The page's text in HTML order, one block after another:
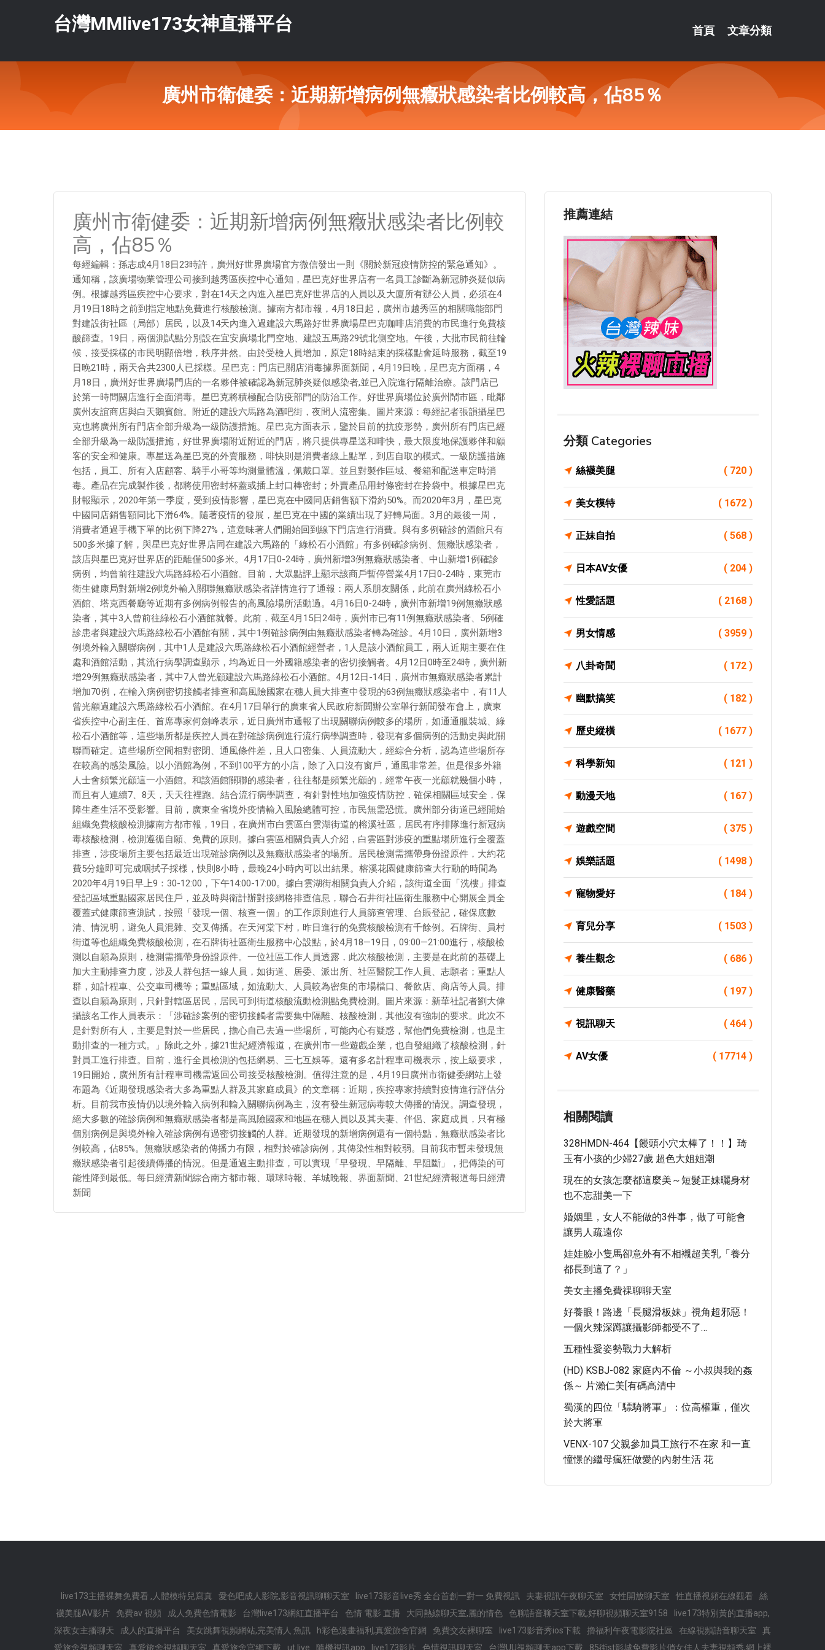
台灣MMlive173女神直播平台 首頁 文章分類
廣州市衛健委：近期新增病例無癥狀感染者比例較高，佔85％
廣州市衛健委：近期新增病例無癥狀感染者比例較
高，佔85％
每經編輯：孫志成4月18日23時許，廣州好世界廣場官方微信發出一則《關於新冠疫情防控的緊急通知》。
通知稱，該廣場物業管理公司接到越秀區疾控中心通知，星巴克好世界店有一名員工診斷為新冠肺炎疑似病
例。根據越秀區疾控中心要求，對在14天之內進入星巴克好世界店的人員以及大廈所有辦公人員，必須在4
月19日18時之前到指定地點免費進行核酸檢測。據南方都市報，4月18日起，廣州市越秀區的相關職能部門
對建設街社區（局部）居民，以及14天內進入過建設六馬路好世界廣場星巴克咖啡店消費的市民進行免費核
酸篩查。19日，兩個測試點分別設在宜安廣場北門空地、建設五馬路29號北側空地。午後，大批市民前往輪
候，接受採樣的市民明顯倍增，秩序井然。由於受檢人員增加，原定18時結束的採樣點會延時服務，截至19
日晚21時，兩天合共2300人已採樣。星巴克：門店已關店消毒據界面新聞，4月19日晚，星巴克方面稱，4
月18日，廣州好世界廣場門店的一名夥伴被確認為新冠肺炎疑似感染者,並已入院進行隔離治療。該門店已
於第一時間關店進行全面消毒。星巴克將積極配合防疫部門的防治工作。好世界廣場位於廣州鬧市區，毗鄰
廣州友誼商店與白天鵝賓館。附近的建設六馬路為酒吧街，夜間人流密集。圖片來源：每經記者張韻攝星巴
克也將廣州所有門店全部升級為一級防護措施。星巴克方面表示，鑒於目前的抗疫形勢，廣州所有門店已經
全部升級為一級防護措施，好世界廣場附近附近的門店，將只提供專星送和啡快，最大限度地保護夥伴和顧
客的安全和健康。專星送為星巴克的外賣服務，啡快則是消費者線上點單，到店自取的模式。一級防護措施
包括，員工、所有入店顧客、騎手小哥等均測量體溫，佩戴口罩。並且對製作區域、餐箱和配送車定時消
毒。產品在完成製作後，都將使用密封杯蓋或插上封口棒密封；外賣產品用封條密封在拎袋中。根據星巴克
財報顯示，2020年第一季度，受到疫情影響，星巴克在中國同店銷售額下滑約50%。而2020年3月，星巴克
中國同店銷售額同比下滑64%。隨著疫情的發展，星巴克在中國的業績出現了好轉局面。3月的最後一周，
消費者通過手機下單的比例下降27%，這意味著人們開始回到線下門店進行消費。與有多例確診的酒館只有
500多米據了解，與星巴克好世界店同在建設六馬路的「綠松石小酒館」有多例確診病例、無癥狀感染者，
該店與星巴克好世界店的距離僅500多米。4月17日0-24時，廣州新增3例無癥狀感染者、中山新增1例確診
病例，均曾前往建設六馬路綠松石小酒館。目前，大眾點評上顯示該商戶暫停營業4月17日0-24時，東莞市
衛生健康局對新增2例境外輸入關聯無癥狀感染者詳情進行了通報：兩人系朋友關係，此前在廣州綠松石小
酒館、塔克西餐廳等近期有多例病例報告的高風險場所活動過。4月16日0-24時，廣州市新增19例無癥狀感
染者，其中3人曾前往綠松石小酒館就餐。此前，截至4月15日24時，廣州市已有11例無癥狀感染者、5例確
診患者與建設六馬路綠松石小酒館有關，其中1例確診病例由無癥狀感染者轉為確診。4月10日，廣州新增3
例境外輸入關聯病例，其中1人是建設六馬路綠松石小酒館經營者，1人是該小酒館員工，兩人近期主要在住
處和酒館活動，其流行病學調查顯示，均為近日一外國籍感染者的密切接觸者。4月12日0時至24時，廣州新
增29例無癥狀感染者，其中7人曾光顧建設六馬路綠松石小酒館。4月12日-14日，廣州市無癥狀感染者累計
增加70例，在輸入病例密切接觸者排查和高風險國家在穗人員大排查中發現的63例無癥狀感染者中，有11人
曾光顧過建設六馬路綠松石小酒館。在4月17日舉行的廣東省人民政府新聞辦公室舉行新聞發布會上，廣東
省疾控中心副主任、首席專家何劍峰表示，近日廣州市通報了出現關聯病例較多的場所，如通通服裝城、綠
松石小酒館等，這些場所都是疾控人員在對確診病例進行流行病學調查時，發現有多個病例的活動史與此關
聯而確定。這些場所空間相對密閉、通風條件差，且人口密集、人員流動大，經綜合分析，認為這些場所存
在較高的感染風險。以小酒館為例，不到100平方的小店，除了入口沒有窗戶，通風非常差。但是很多外籍
人士會頻繁光顧這一小酒館。和該酒館關聯的感染者，往往都是頻繁光顧的，經常午夜一光顧就幾個小時，
而且有人連續7、8天，天天往裡跑。結合流行病學調查，有針對性地加強疫情防控，確保相關區域安全，保
障生產生活不受影響。目前，廣東全省境外疫情輸入風險總體可控，市民無需恐慌。廣州部分街道已經開始
組織免費核酸檢測據南方都市報，19日，在廣州市白雲區白雲湖街道的榕溪社區，居民有序排隊進行新冠病
毒核酸檢測，檢測遵循自願、免費的原則。據白雲區相關負責人介紹，白雲區對涉疫的重點場所進行全覆蓋
排查，涉疫場所主要包括最近出現確診病例以及無癥狀感染者的場所。居民檢測需攜帶身份證原件，大約花
費5分鐘即可完成咽拭子採樣，快則8小時，最晚24小時內可以出結果。榕溪花園健康篩查大行動的時間為
2020年4月19日早上9：30-12:00，下午14:00-17:00。據白雲湖街相關負責人介紹，該街道全面「洗樓」排查
登記區域重點國家居民住戶，並及時與衛計辦對接網格排查信息，聯合石井街社區衛生服務中心開展全員全
覆蓋式健康篩查測試，按照「發現一個、核查一個」的工作原則進行人員篩查管理、台賬登記，確保底數
清、情況明，避免人員混雜、交叉傳播。在天河棠下村，昨日進行的免費核酸檢測有千餘例。石牌街、員村
街道等也組織免費核酸檢測，在石牌街社區衛生服務中心設點，於4月18—19日，09:00—21:00進行，核酸檢
測以自願為原則，檢測需攜帶身份證原件。一位社區工作人員透露，此次核酸檢測，主要是在此前的基礎上
加大主動排查力度，涉及人群包括一線人員，如街道、居委、派出所、社區醫院工作人員、志願者；重點人
群，如計程車、公交車司機等；重點區域，如流動大、人員較為密集的市場檔口、餐飲店、商店等人員。排
查以自願為原則，只針對轄區居民，居民可到街道核酸流動檢測點免費檢測。圖片來源：新華社記者劉大偉
攝該名工作人員表示：「涉確診案例的密切接觸者需要集中隔離、核酸檢測，其他沒有強制的要求。此次不
是針對所有人，主要是對於一些居民，擔心自己去過一些場所，可能內心有疑惑，幫他們免費檢測，也是主
動排查的一種方式。」除此之外，據21世紀經濟報道，在廣州市一些遊戲企業，也自發組織了核酸檢測，針
對員工進行排查。目前，進行全員檢測的包括網易、三七互娛等。還有多名計程車司機表示，按上級要求，
19日開始，廣州所有計程車司機需返回公司接受核酸檢測。值得注意的是，4月19日廣州市衛健委網站上發
布題為《近期發現感染者大多為重點人群及其家庭成員》的文章稱：近期，疾控專家持續對疫情進行評估分
析。目前我市疫情仍以境外輸入病例和輸入關聯病例為主，沒有發生新冠病毒較大傳播的情況。調查發現，
絕大多數的確診病例和無癥狀感染者都是高風險國家和地區在穗人員以及其夫妻、伴侶、家庭成員，只有極
個別病例是與境外輸入確診病例有過密切接觸的人群。近期發現的新增病例還有一個特點，無癥狀感染者比
例較高，佔85%。無癥狀感染者的傳播力有限，相對於確診病例，其傳染性相對較弱。目前我市暫未發現無
癥狀感染者引起後續傳播的情況。但是通過主動排查，可以實現「早發現、早隔離、早阻斷」，把傳染的可
能性降到最低。每日經濟新聞綜合南方都市報、環球時報、羊城晚報、界面新聞、21世紀經濟報道每日經濟
新聞
推薦連結
分類 Categories
絲襪美腿 ( 720 )
美女模特 ( 1672 )
正妹自拍 ( 568 )
日本AV女優 ( 204 )
性愛話題 ( 2168 )
男女情感 ( 3959 )
八卦奇聞 ( 172 )
幽默搞笑 ( 182 )
歷史縱橫 ( 1677 )
科學新知 ( 121 )
動漫天地 ( 167 )
遊戲空間 ( 375 )
娛樂話題 ( 1498 )
寵物愛好 ( 184 )
育兒分享 ( 1503 )
養生觀念 ( 686 )
健康醫藥 ( 197 )
視訊聊天 ( 464 )
AV女優 ( 17714 )
相關閱讀
328HMDN-464【饅頭小穴太棒了！！】琦
玉有小孩的少婦27歲 超色大姐姐潮
現在的女孩怎麼都這麼美～短髮正妹曬身材
也不忘甜美一下
婚姻里，女人不能做的3件事，做了可能會
讓男人疏遠你
娃娃臉小隻馬卻意外有不相襯超美乳「養分
都長到這了？」
美女主播免費祼聊聊天室
好養眼！路邊「長腿滑板妹」視角超邪惡！
一個火辣深蹲讓攝影師都受不了…
五種性愛姿勢戰力大解析
(HD) KSBJ-082 家庭內不倫 ～小叔與我的姦
係～ 片瀨仁美[有碼高清中
蜀漢的四位「驃騎將軍」：位高權重，僅次
於大將軍
VENX-107 父親參加員工旅行不在家 和一直
憧憬的繼母瘋狂做愛的內射生活 花
live173主播裸舞免費看 ,人體模特兒寫真 愛色吧成人影院,影音視訊聊聊天室 live173影音live秀 全台首創一對一 免費視訊 夫妻視訊午夜聊天室 女性開放聊天室 性直播視頻在線觀看
絲
襪美腿AV影片
免費av 視頻 成人免費色情電影 台灣live173網紅直播平台 色情 電影 直播 大同熱線聊天室,麗的情色 色聊語音聊天室下載,好聊視頻聊天室9158
live173特別黃的直播app,
深夜女主播聊天
成人的直播平台 美女跳舞視頻網站,完美情人 魚訊 h彩色漫畫福利,真愛旅舍官網 免費交友裸聊室 live173影音秀ios下載 擼福利午夜電影院社區 在線視頻語音聊天室
真
愛旅舍視頻聊天室
真愛旅舍視頻聊天室 真愛旅舍官網下載 ut live 隨機視訊app live173影片 色情視訊聊天室 台灣UU視頻聊天app下載 85街st影城免費影片俏女佳人夫妻視頻秀,網上裸